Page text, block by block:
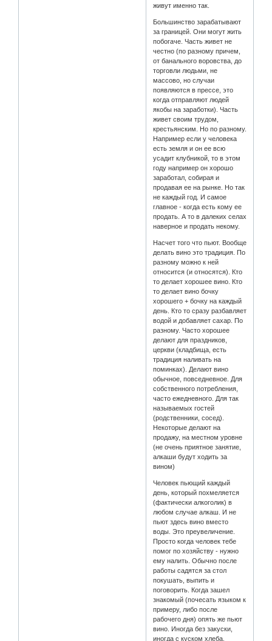
живут именно так.
Большинство зарабатывают
за границей. Они могут жить
побогаче. Часть живет не
честно (по разному причем,
от банального воровства, до
торговли людьми, не
массово, но случаи
появляются в прессе, это
когда отправляют людей
якобы на заработки). Часть
живет своим трудом,
крестьянским. Но по разному.
Например если у человека
есть земля и он ее всю
усадит клубникой, то в этом
году например он хорошо
заработал, собирая и
продавая ее на рынке. Но так
не каждый год. И самое
главное - когда есть кому ее
продать. А то в далеких селах
наверное и продать некому.
Насчет того что пьют. Вообще
делать вино это традиция. По
разному можно к ней
относится (и относятся). Кто
то делает хорошее вино. Кто
то делает вино бочку
хорошего + бочку на каждый
день. Кто то сразу разбавляет
водой и добавляет сахар. По
разному. Часто хорошее
делают для праздников,
церкви (кладбища, есть
традиция наливать на
поминках). Делают вино
обычное, повседневное. Для
собственного потребления,
часто ежедневного. Для так
называемых гостей
(родственники, сосед).
Некоторые делают на
продажу, на местном уровне
(не очень приятное занятие,
алкаши будут ходить за
вином)
Человек пьющий каждый
день, который похмеляется
(фактически алкоголик) в
любом случае алкаш. И не
пьют здесь вино вместо
воды. Это преувеличение.
Просто когда человек тебе
помог по хозяйству - нужно
ему налить. Обычно после
работы садятся за стол
покушать, выпить и
поговорить. Когда зашел
знакомый (почесать языком к
примеру, либо после
рабочего дня) опять же пьют
вино. Иногда без закуски,
иногда с куском хлеба.